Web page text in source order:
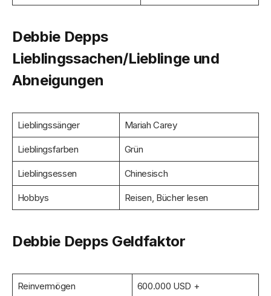
Debbie Depps
Lieblingssachen/Lieblinge und
Abneigungen
Lieblingssänger Mariah Carey
Lieblingsfarben Grün
Lieblingsessen Chinesisch
Hobbys Reisen, Bücher lesen
Debbie Depps Geldfaktor
Reinvermögen 600.000 USD +